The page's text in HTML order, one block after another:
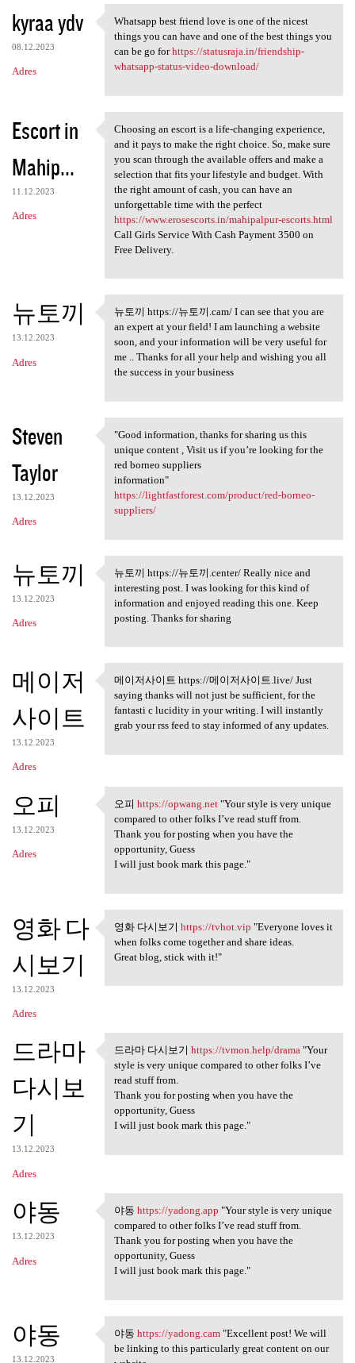
kyraa ydv
08.12.2023
Adres
Whatsapp best friend love is
Whatsapp best friend love is one of the nicest
things you can have and one of the best things you
can be go forhttps://statusraja.in/friendship-
whatsapp-status-video-download/
Escort in
Mahip...
11.12.2023
Adres
Choosing an escort is a life
Choosing an escort is a life-changing experience,
and it pays to make the right choice. So, make sure
you scan through the available offers and make a
selection that fits your lifestyle and budget. With
the right amount of cash, you can have an
unforgettable time with the perfect
https://www.erosescorts.in/mahipalpur-escorts.html
Call Girls Service With Cash Payment 3500 on
Free Delivery.
뉴토끼
13.12.2023
Adres
뉴토끼 https://뉴토끼.cam/ I can
뉴토끼 https://뉴토끼.cam/ I can see that you are
an expert at your field! I am launching a website
soon, and your information will be very useful for
me .. Thanks for all your help and wishing you all
the success in your business
Steven
Taylor
13.12.2023
Adres
"Good information, thanks for
"Good information, thanks for sharing us this
unique content , Visit us if you’re looking for the
red borneo suppliers
information"
https://lightfastforest.com/product/red-borneo-
suppliers/
뉴토끼
13.12.2023
Adres
뉴토끼 https://뉴토끼.center/
뉴토끼 https://뉴토끼.center/ Really nice and
interesting post. I was looking for this kind of
information and enjoyed reading this one. Keep
posting. Thanks for sharing
메이저
사이트
13.12.2023
Adres
메이저사이트 https://메이저사이
트.live/
메이저사이트 https://메이저사이트.live/ Just
saying thanks will not just be sufficient, for the
fantasti c lucidity in your writing. I will instantly
grab your rss feed to stay informed of any updates.
오피
13.12.2023
Adres
오피 https://opwang.net "Your
오피 https://opwang.net"Your style is very unique
compared to other folks I’ve read stuff from.
Thank you for posting when you have the
opportunity, Guess
I will just book mark this page."
영화 다
시보기
13.12.2023
Adres
영화 다시보기 https://tvhot.vip
영화 다시보기 https://tvhot.vip "Everyone loves it
when folks come together and share ideas.
Great blog, stick with it!"
드라마
다시보
기
13.12.2023
Adres
드라마 다시보기 https://tvmon.help
드라마 다시보기 https://tvmon.help/drama"Your
style is very unique compared to other folks I’ve
read stuff from.
Thank you for posting when you have the
opportunity, Guess
I will just book mark this page."
야동
13.12.2023
Adres
야동 https://yadong.app "Your
야동 https://yadong.app "Your style is very unique
compared to other folks I’ve read stuff from.
Thank you for posting when you have the
opportunity, Guess
I will just book mark this page."
야동
13.12.2023
야동 https://yadong.cam
야동 https://yadong.cam"Excellent post! We will
be linking to this particularly great content on our